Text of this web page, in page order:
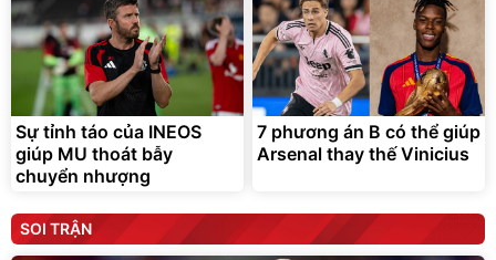
Sự tỉnh táo của INEOS
giúp MU thoát bẫy
chuyển nhượng
7 phương án B có thể giúp
Arsenal thay thế Vinicius
SOI TRẬN